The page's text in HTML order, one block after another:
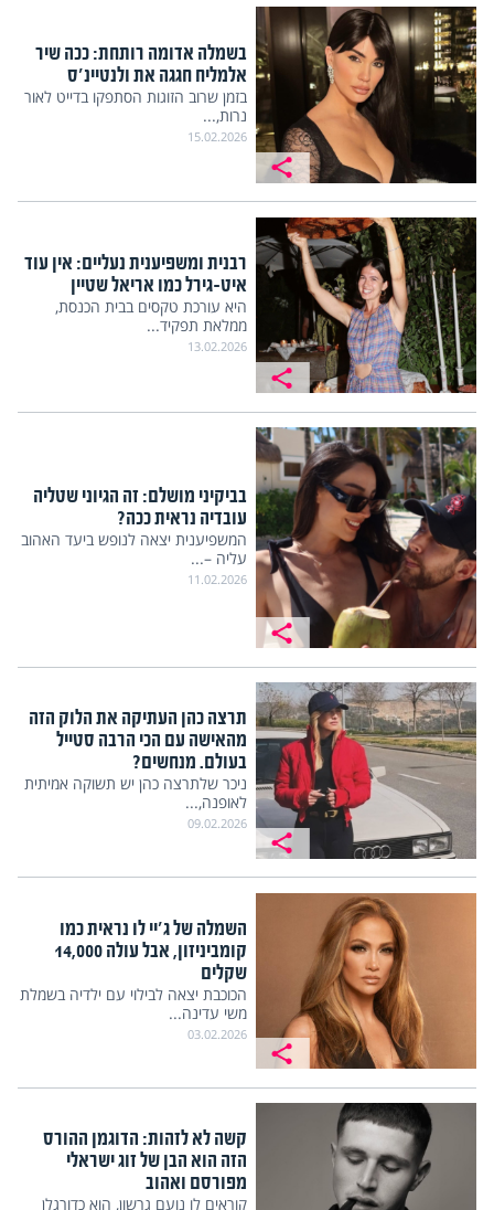
בשמלה אדומה רותחת: ככה שיר
אלמליח חגגה את ולנטיינ'ס
בזמן שרוב הזוגות הסתפקו בדייט לאור
נרות,...
15.02.2026
רבנית ומשפיענית נעליים: אין עוד
איט-גירל כמו אריאל שטיין
היא עורכת טקסים בבית הכנסת,
ממלאת תפקיד...
13.02.2026
בביקיני מושלם: זה הגיוני שטליה
עובדיה נראית ככה?
המשפיענית יצאה לנופש ביעד האהוב
עליה –...
11.02.2026
תרצה כהן העתיקה את הלוק הזה
מהאישה עם הכי הרבה סטייל
בעולם. מנחשים?
ניכר שלתרצה כהן יש תשוקה אמיתית
לאופנה,...
09.02.2026
השמלה של ג'יי לו נראית כמו
קומביניזון, אבל עולה 14,000
שקלים
הכוכבת יצאה לבילוי עם ילדיה בשמלת
משי עדינה...
03.02.2026
קשה לא לזהות: הדוגמן ההורס
הזה הוא הבן של זוג ישראלי
מפורסם ואהוב
קוראים לו נועם גרשון, הוא כדורגלן